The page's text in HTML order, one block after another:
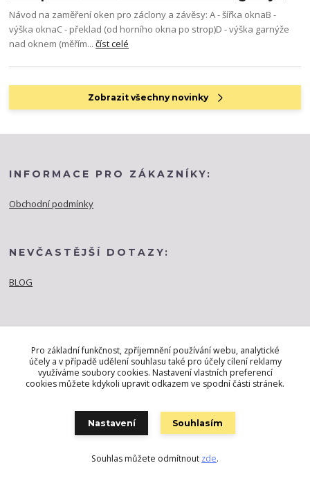
Návod na zaměření oken pro záclony a závěsy: A - šířka oknaB -
výška oknaC - překlad (od horního okna po strop)D - výška garnýže
nad oknem (měřím...číst celé
Zobrazit všechny novinky
INFORMACE PRO ZÁKAZNÍKY:
Obchodní podmínky
NEVČASTĚJŠÍ DOTAZY:
BLOG
Vytvořeno na Eshop-rychle.cz
Pro základní funkčnost, zpříjemnění používání webu, analytické
účely a v případě udělení souhlasu také pro účely cílení reklamy
využíváme soubory cookies. Nastavení vlastních preferencí
cookies můžete kdykoli upravit odkazem ve spodní části stránek.
Nastavení Souhlasím
Souhlas můžete odmítnout zde.